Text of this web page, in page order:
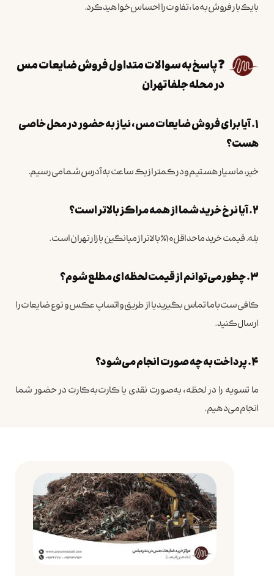
با یک‌بار فروش به ما، تفاوت را احساس خواهید کرد.
❓ پاسخ به سوالات متداول فروش ضایعات مس
در محله جلفا تهران
۱. آیا برای فروش ضایعات مس، نیاز به حضور در محل خاصی
هست؟
خیر، ما سیار هستیم و در کمتر از یک ساعت به آدرس شما می‌رسیم.
۲. آیا نرخ خرید شما از همه مراکز بالاتر است؟
بله. قیمت خرید ما حداقل ۱۰٪ بالاتر از میانگین بازار تهران است.
۳. چطور می‌توانم از قیمت لحظه‌ای مطلع شوم؟
کافی‌ست با ما تماس بگیرید یا از طریق واتساپ عکس و نوع ضایعات را
ارسال کنید.
۴. پرداخت به چه صورت انجام می‌شود؟
ما تسویه را در لحظه، به‌صورت نقدی یا کارت‌به‌کارت در حضور شما
انجام می‌دهیم.